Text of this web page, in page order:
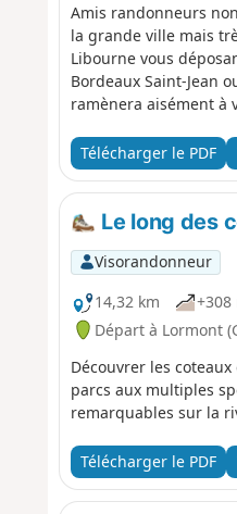
Amis randonneurs
la grande ville mais
Libourne vous
Bordeaux Saint-Jean
ramènera aisément à
Télécharger le PDF
Le long des
Visorandonneur
14,32 km
+308
Départ à Lormont
Découvrer les
parcs aux multiples
remarquables sur la
Télécharger le PDF